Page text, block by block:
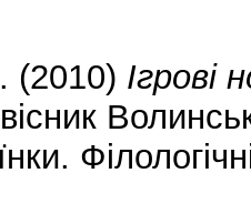
(2010) Ігрові